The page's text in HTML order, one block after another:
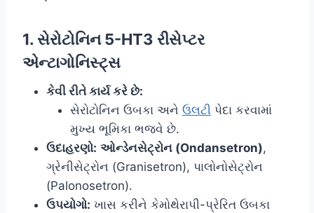
1. સેરોટોનિન 5-HT3 રીસેપ્ટર
એન્ટાગોનિસ્ટ્સ
કેવી રીતે કાર્ય કરે છે:
સેરોટોનિન ઉબકા અને ઉલટી પેદા કરવામાં
મુખ્ય ભૂમિકા ભજવે છે.
ઉદાહરણો: ઓન્ડેનસેટ્રોન (Ondansetron),
ગ્રેનીસેટ્રોન (Granisetron), પાલોનોસેટ્રોન
(Palonosetron).
ઉપયોગો: ખાસ કરીને કેમોથેરાપી-પ્રેરિત ઉબકા